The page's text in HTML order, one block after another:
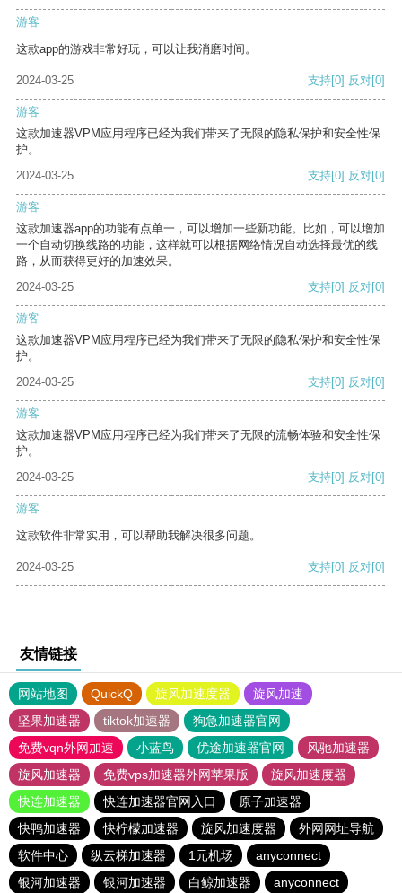
游客
这款app的游戏非常好玩，可以让我消磨时间。
2024-03-25 支持[0] 反对[0]
游客
这款加速器VPM应用程序已经为我们带来了无限的隐私保护和安全性保
护。
2024-03-25
支持[0] 反对[0]
游客
这款加速器app的功能有点单一，可以增加一些新功能。比如，可以增加
一个自动切换线路的功能，这样就可以根据网络情况自动选择最优的线
路，从而获得更好的加速效果。
2024-03-25
支持[0] 反对[0]
游客
这款加速器VPM应用程序已经为我们带来了无限的隐私保护和安全性保
护。
2024-03-25
支持[0] 反对[0]
游客
这款加速器VPM应用程序已经为我们带来了无限的流畅体验和安全性保
护。
2024-03-25
支持[0] 反对[0]
游客
这款软件非常实用，可以帮助我解决很多问题。
2024-03-25 支持[0] 反对[0]
友情链接
网站地图 QuickQ 旋风加速度器
旋风加速
坚果加速器
tiktok加速器
狗急加速器官网
免费vqn外网加速
小蓝鸟 优途加速器官网
风驰加速器
旋风加速器
免费vps加速器外网苹果版
旋风加速度器
快连加速器
快连加速器官网入口
原子加速器
快鸭加速器
快柠檬加速器 旋风加速度器
外网网址导航
软件中心
纵云梯加速器 1元机场
anyconnect
银河加速器
银河加速器 白鲸加速器 anyconnect